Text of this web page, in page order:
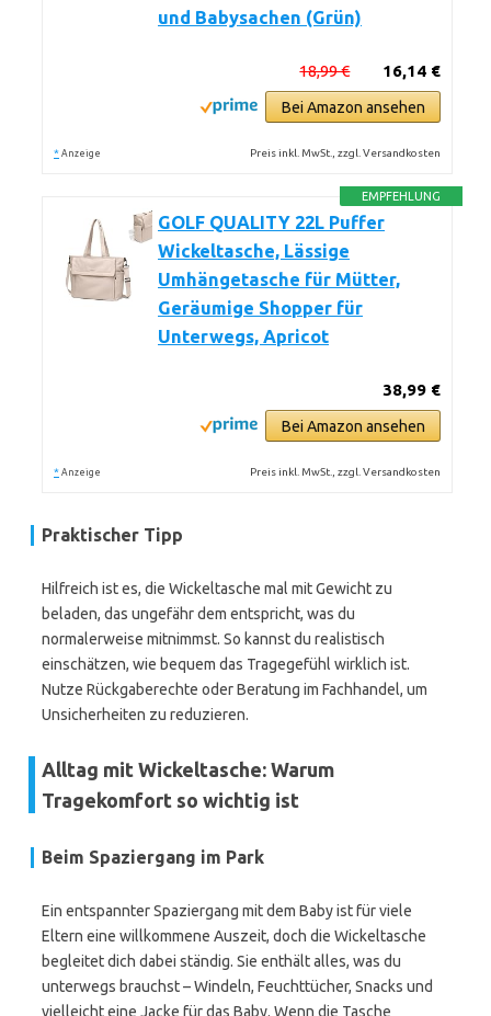
und Babysachen (Grün)
16,14 €
18,99 €
Bei Amazon ansehen
* Anzeige Preis inkl. MwSt., zzgl. Versandkosten
EMPFEHLUNG
GOLF QUALITY 22L Puffer
Wickeltasche, Lässige
Umhängetasche für Mütter,
Geräumige Shopper für
Unterwegs, Apricot
38,99 €
Bei Amazon ansehen
* Anzeige Preis inkl. MwSt., zzgl. Versandkosten
Praktischer Tipp
Hilfreich ist es, die Wickeltasche mal mit Gewicht zu
beladen, das ungefähr dem entspricht, was du
normalerweise mitnimmst. So kannst du realistisch
einschätzen, wie bequem das Tragegefühl wirklich ist.
Nutze Rückgaberechte oder Beratung im Fachhandel, um
Unsicherheiten zu reduzieren.
Alltag mit Wickeltasche: Warum
Tragekomfort so wichtig ist
Beim Spaziergang im Park
Ein entspannter Spaziergang mit dem Baby ist für viele
Eltern eine willkommene Auszeit, doch die Wickeltasche
begleitet dich dabei ständig. Sie enthält alles, was du
unterwegs brauchst – Windeln, Feuchttücher, Snacks und
vielleicht eine Jacke für das Baby. Wenn die Tasche